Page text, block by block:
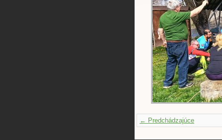
← Predchádzajúce